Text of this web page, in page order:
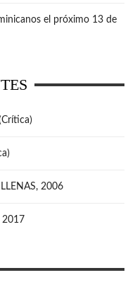
el próximo 13 de
2006
2017